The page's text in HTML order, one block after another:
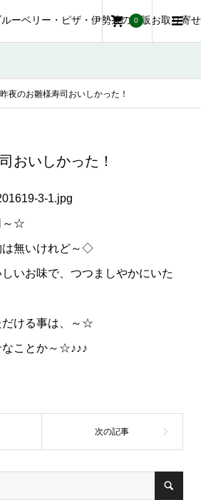
0
昨夜のお雛様寿司おいしかった！
おいしかった！
～☆
は無いけれど～◇
いお味で、つつましやかにいた
だける事は、～☆
なことか～☆♪♪♪